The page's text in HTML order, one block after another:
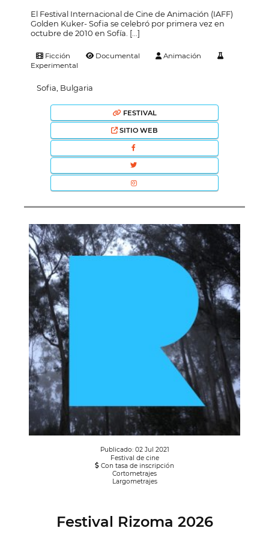
El Festival Internacional de Cine de Animación (IAFF)
Golden Kuker- Sofia se celebró por primera vez en
octubre de 2010 en Sofía. [...]
Ficción Documental
Animación
Experimental
Sofia, Bulgaria
FESTIVAL
SITIO WEB
Publicado: 02 Jul 2021
Festival de cine
Con tasa de inscripción
Cortometrajes
Largometrajes
Festival Rizoma 2026